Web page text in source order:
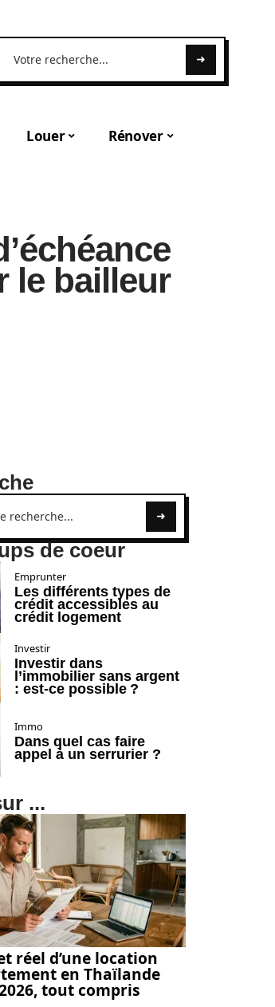
Louer Rénover
le bailleur
de coeur
Emprunter
Les différents types de
crédit accessibles au
crédit logement
Investir
Investir dans
l’immobilier sans argent
: est-ce possible ?
Immo
Dans quel cas faire
appel à un serrurier ?
...
réel d’une location
en Thaïlande
tout compris